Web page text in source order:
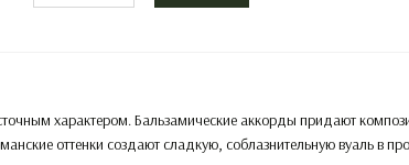
характером. Бальзамические аккорды придают
оттенки создают сладкую, соблазнительную вуаль в